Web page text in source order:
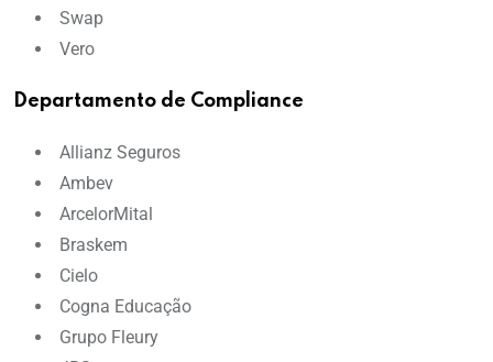
Swap
Vero
Departamento de Compliance
Allianz Seguros
Ambev
ArcelorMital
Braskem
Cielo
Cogna Educação
Grupo Fleury